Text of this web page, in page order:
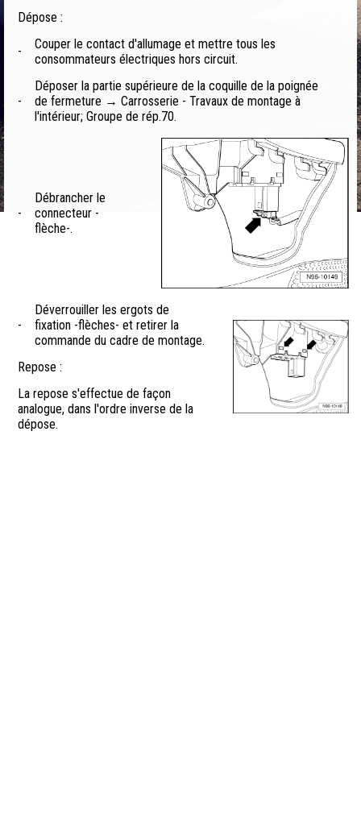
Dépose :
-
Couper le contact d'allumage et mettre tous les
consommateurs électriques hors circuit.
-
Déposer la partie supérieure de la coquille de la poignée
de fermeture → Carrosserie - Travaux de montage à
l'intérieur; Groupe de rép.70.
-
Débrancher le
connecteur -
flèche-.
-
Déverrouiller les ergots de
fixation -flèches- et retirer la
commande du cadre de montage.
Repose :
La repose s'effectue de façon
analogue, dans l'ordre inverse de la
dépose.